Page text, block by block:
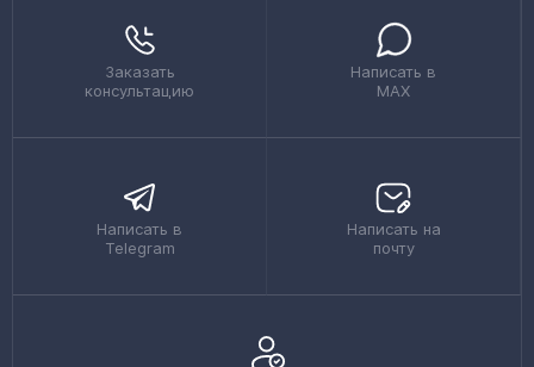
Заказать
консультацию
Написать в
MAX
Написать в
Telegram
Написать на
почту